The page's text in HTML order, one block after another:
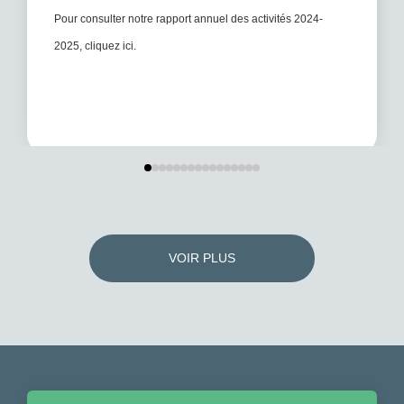
Pour consulter notre rapport annuel des activités 2024-
2025, cliquez ici.
VOIR PLUS